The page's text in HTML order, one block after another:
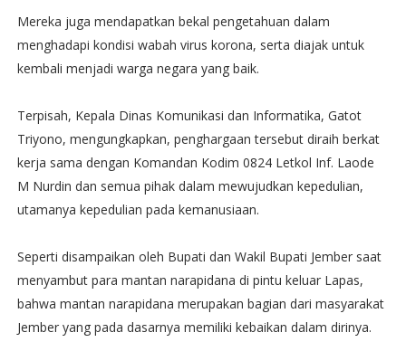
Mereka juga mendapatkan bekal pengetahuan dalam
menghadapi kondisi wabah virus korona, serta diajak untuk
kembali menjadi warga negara yang baik.
Terpisah, Kepala Dinas Komunikasi dan Informatika, Gatot
Triyono, mengungkapkan, penghargaan tersebut diraih berkat
kerja sama dengan Komandan Kodim 0824 Letkol Inf. Laode
M Nurdin dan semua pihak dalam mewujudkan kepedulian,
utamanya kepedulian pada kemanusiaan.
Seperti disampaikan oleh Bupati dan Wakil Bupati Jember saat
menyambut para mantan narapidana di pintu keluar Lapas,
bahwa mantan narapidana merupakan bagian dari masyarakat
Jember yang pada dasarnya memiliki kebaikan dalam dirinya.